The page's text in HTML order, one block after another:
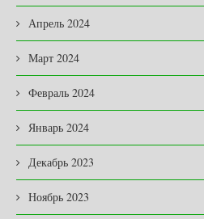
Апрель 2024
Март 2024
Февраль 2024
Январь 2024
Декабрь 2023
Ноябрь 2023